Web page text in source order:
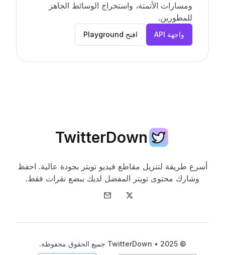
ومسارات الأتمتة، واستخراج الوسائط الجاهز
للمطورين.
واجهة API افتح Playground
TwitterDown
أسرع طريقة لتنزيل مقاطع فيديو تويتر بجودة عالية. احفظ
وشارك محتوى تويتر المفضل لديك ببضع نقرات فقط.
تويتر البريد الإلكتروني
© 2025 • TwitterDown جميع الحقوق محفوظة.